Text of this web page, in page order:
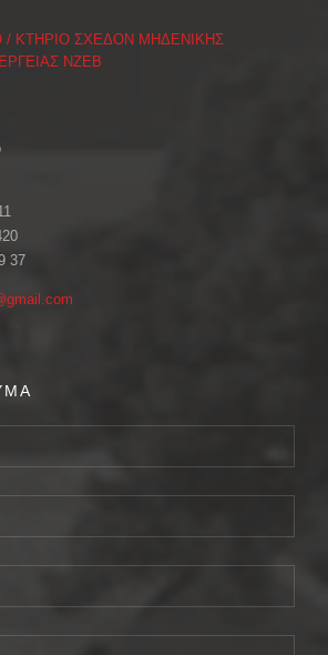
/ ΚΤΗΡΙΟ ΣΧΕΔΟΝ ΜΗΔΕΝΙΚΗΣ
ΝΖΕΒ
37